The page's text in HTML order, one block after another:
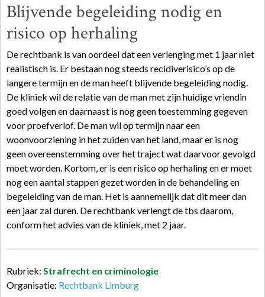
Blijvende begeleiding nodig en
risico op herhaling
De rechtbank is van oordeel dat een verlenging met 1 jaar niet
realistisch is. Er bestaan nog steeds recidiverisico’s op de
langere termijn en de man heeft blijvende begeleiding nodig.
De kliniek wil de relatie van de man met zijn huidige vriendin
goed volgen en daarnaast is nog geen toestemming gegeven
voor proefverlof. De man wil op termijn naar een
woonvoorziening in het zuiden van het land, maar er is nog
geen overeenstemming over het traject wat daarvoor gevolgd
moet worden. Kortom, er is een risico op herhaling en er moet
nog een aantal stappen gezet worden in de behandeling en
begeleiding van de man. Het is aannemelijk dat dit meer dan
een jaar zal duren. De rechtbank verlengt de tbs daarom,
conform het advies van de kliniek, met 2 jaar.
Rubriek: Strafrecht en criminologie
Organisatie: Rechtbank Limburg